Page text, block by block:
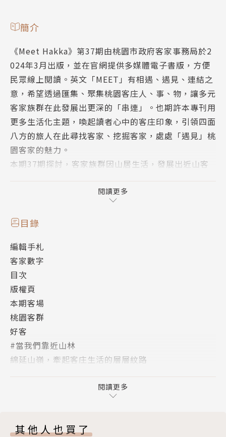
簡介
《Meet Hakka》第37期由桃園市政府客家事務局於2
024年3月出版，並在官網提供多媒體電子書版，方便
民眾線上閱讀。英文「MEET」有相遇、遇見、連結之
意，希望透過匯集、聚集桃園客庄人、事、物，讓多元
客家族群在此發展出更深的「串連」。也期許本專刊用
更多生活化主題，喚起讀者心中的客庄印象，引領四面
八方的旅人在此尋找客家、挖掘客家，處處「遇見」桃
園客家的魅力。
本期37期探討，客家族群因山居生活，發展出近山客
文化。透過文化流轉、古今文化記憶的對比，以傳統的
「山林經濟」來表現當代的「客家生活指南」，於是我
們可以看到香草莢種植，或是以艾草、柿子等香草入酒
們如何重新理解那些印刻在日常生活中，山林客家文化
的獨特精神與內涵。
閱讀更多
目錄
編輯手札
客家數字
目次
版權頁
本期客場
桃園客群
好客
#當我們靠近山林
綿延山嶺，牽起客庄生活的層層紋路
文化傳承與產業延續的新藥籤
用磚瓦回放土地的歷史與記憶
閱讀更多
其他人也買了